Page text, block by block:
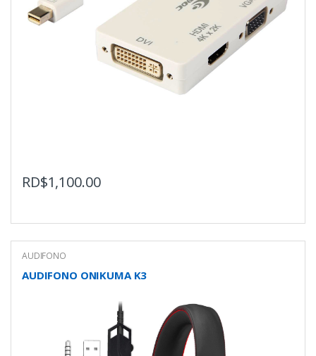
RD$1,100.00
AUDIFONO
AUDIFONO ONIKUMA K3